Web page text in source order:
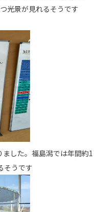
光景が見れるそうです
した。福島潟では年間約1
そうです